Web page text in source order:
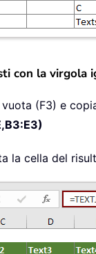
con la virgola
vuota (F3) e
la cella del